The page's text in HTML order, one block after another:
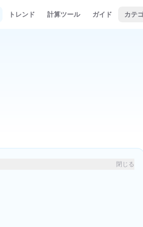
トレンド 計算ツール ガイド カテ
閉じる